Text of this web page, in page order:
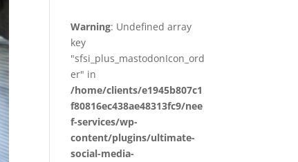
Warning: Undefined array
key
"sfsi_plus_mastodonIcon_ord
er" in
/home/clients/e1945b807c1
f80816ec438ae48313fc9/nee
f-services/wp-
content/plugins/ultimate-
social-media-